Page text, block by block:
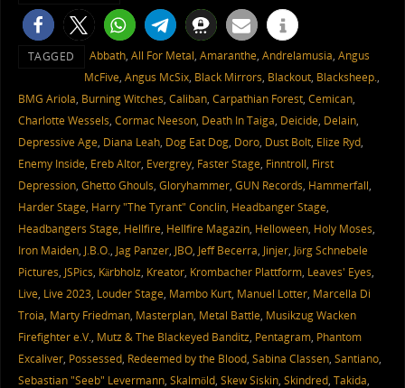
TAGGED Abbath, All For Metal, Amaranthe, Andrelamusia, Angus
McFive, Angus McSix, Black Mirrors, Blackout, Blacksheep.,
BMG Ariola, Burning Witches, Caliban, Carpathian Forest, Cemican,
Charlotte Wessels, Cormac Neeson, Death In Taiga, Deicide, Delain,
Depressive Age, Diana Leah, Dog Eat Dog, Doro, Dust Bolt, Elize Ryd,
Enemy Inside, Ereb Altor, Evergrey, Faster Stage, Finntroll, First
Depression, Ghetto Ghouls, Gloryhammer, GUN Records, Hammerfall,
Harder Stage, Harry "The Tyrant" Conclin, Headbanger Stage,
Headbangers Stage, Hellfire, Hellfire Magazin, Helloween, Holy Moses,
Iron Maiden, J.B.O., Jag Panzer, JBO, Jeff Becerra, Jinjer, Jörg Schnebele
Pictures, JSPics, Kärbholz, Kreator, Krombacher Plattform, Leaves' Eyes,
Live, Live 2023, Louder Stage, Mambo Kurt, Manuel Lotter, Marcella Di
Troia, Marty Friedman, Masterplan, Metal Battle, Musikzug Wacken
Firefighter e.V., Mutz & The Blackeyed Banditz, Pentagram, Phantom
Excaliver, Possessed, Redeemed by the Blood, Sabina Classen, Santiano,
Sebastian "Seeb" Levermann, Skalmöld, Skew Siskin, Skindred, Takida,